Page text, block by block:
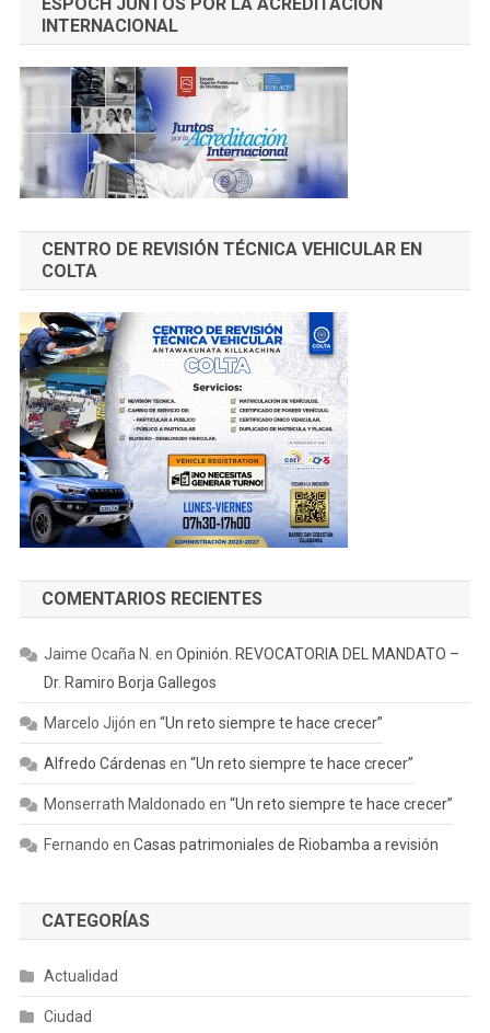
ESPOCH JUNTOS POR LA ACREDITACIÓN
INTERNACIONAL
CENTRO DE REVISIÓN TÉCNICA VEHICULAR EN
COLTA
COMENTARIOS RECIENTES
Jaime Ocaña N. en Opinión. REVOCATORIA DEL MANDATO –
Dr. Ramiro Borja Gallegos
Marcelo Jijón en “Un reto siempre te hace crecer”
Alfredo Cárdenas en “Un reto siempre te hace crecer”
Monserrath Maldonado en “Un reto siempre te hace crecer”
Fernando en Casas patrimoniales de Riobamba a revisión
CATEGORÍAS
Actualidad
Ciudad